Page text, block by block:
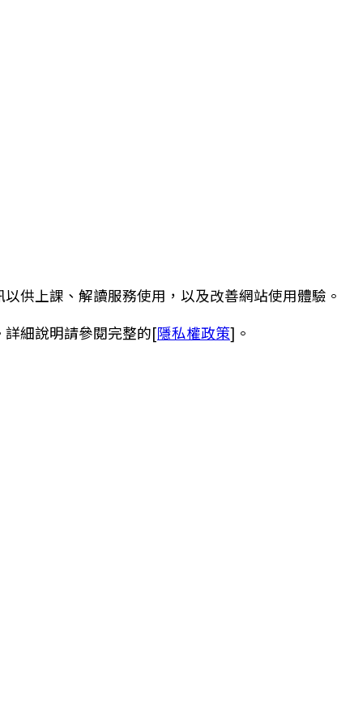
供上課、解讀服務使用，以及改善網站使用體驗。
細說明請參閱完整的[隱私權政策]。